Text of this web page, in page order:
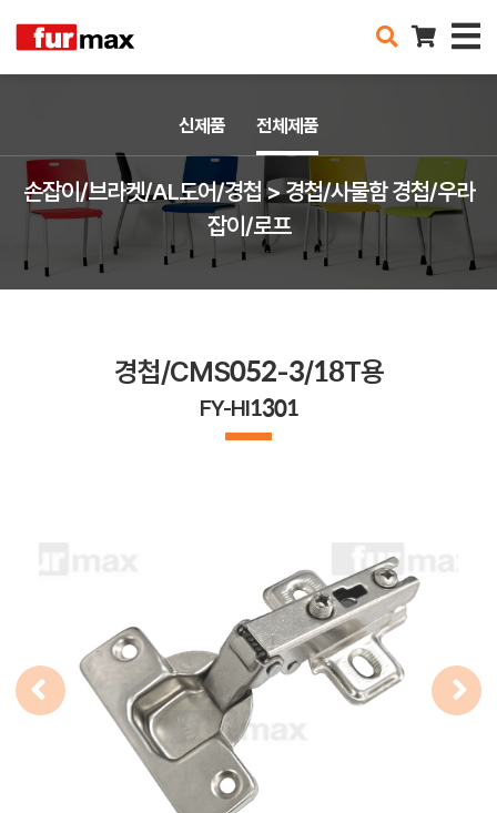
손잡이/브라켓/AL도어/경첩 > 경첩/사물함 경첩/우라
잡이/로프
신제품 전체제품
경첩/CMS052-3/18T용
FY-HI1301